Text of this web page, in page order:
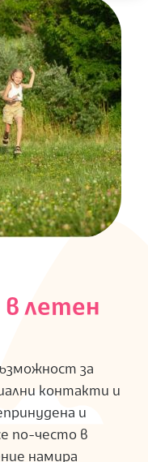
летен
за
контакти и
и
по-често в
намира